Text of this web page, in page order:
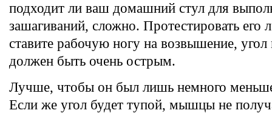
подходит ли ваш домашний стул для
зашагиваний, сложно. Протестировать его
ставите рабочую ногу на возвышение, угол
должен быть очень острым.
Лучше, чтобы он был лишь немного
Если же угол будет тупой, мышцы не